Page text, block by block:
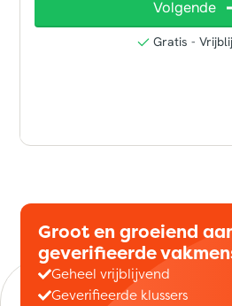
Groot en groeiend
geverifieerde
Geheel vrijblijvend
Geverifieerde klussers